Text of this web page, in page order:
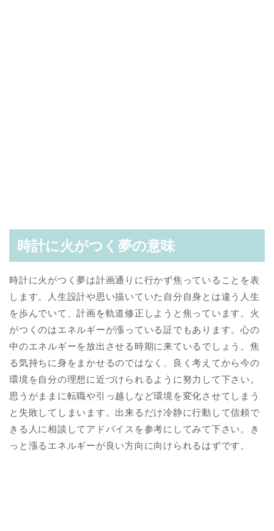
時計に火がつく夢の意味
時計に火がつく夢は計画通りに行かず焦っていることを表
します。人生設計や思い描いていた自分自身とは違う人生
を歩んでいて、計画を軌道修正しようと焦っています。火
がつくのはエネルギーが漲っている証でもあります。心の
中のエネルギーを放出させる時期に来ているでしょう。焦
る気持ちに身をまかせるのではなく、良く考えてから今の
環境を自分の理想に近づけられるように努力して下さい。
思うがままに転職や引っ越しなど環境を変化させてしまう
と失敗してしまいます。出来るだけ冷静に行動して信頼で
きる人に相談してアドバイスを参考にしてみて下さい。き
っと漲るエネルギーが良い方向に向けられるはずです。